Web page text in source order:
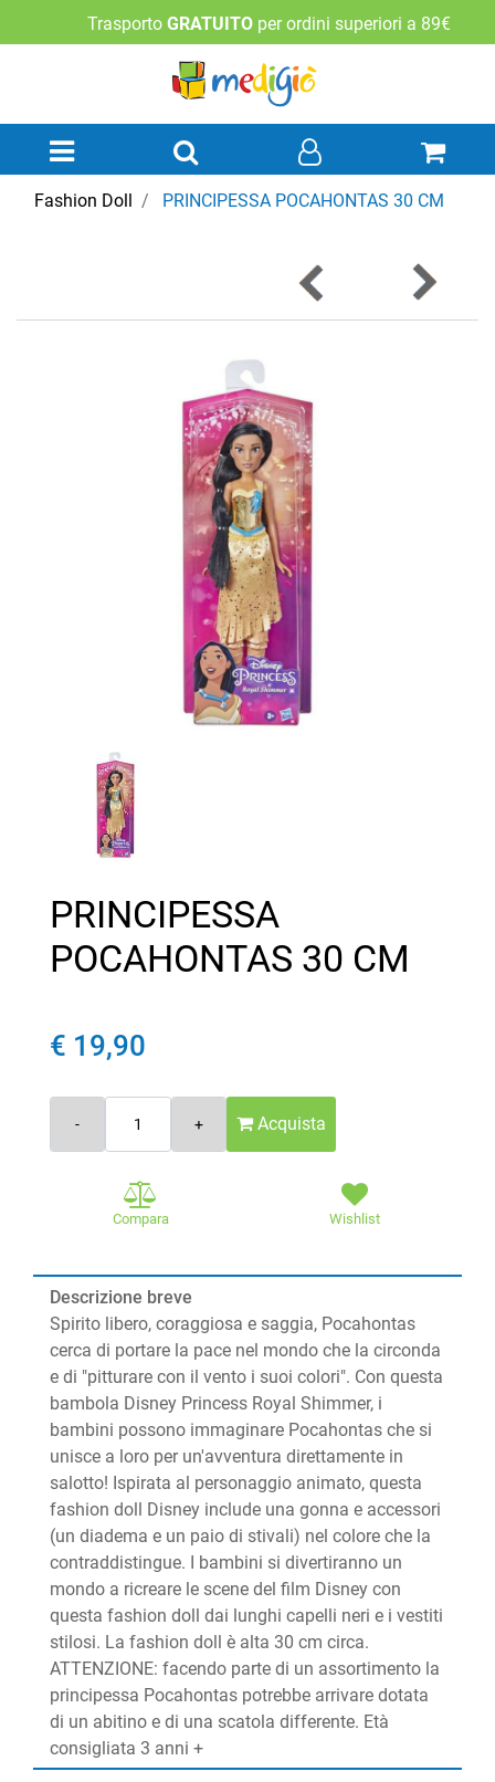
Trasporto GRATUITO per ordini superiori a 89€
Open menu
Fashion Doll PRINCIPESSA POCAHONTAS 30 CM
PRINCIPESSA
POCAHONTAS 30 CM
€ 19,90
Acquista
Compara Wishlist
Descrizione breve
Spirito libero, coraggiosa e saggia, Pocahontas
cerca di portare la pace nel mondo che la circonda
e di "pitturare con il vento i suoi colori". Con questa
bambola Disney Princess Royal Shimmer, i
bambini possono immaginare Pocahontas che si
unisce a loro per un'avventura direttamente in
salotto! Ispirata al personaggio animato, questa
fashion doll Disney include una gonna e accessori
(un diadema e un paio di stivali) nel colore che la
contraddistingue. I bambini si divertiranno un
mondo a ricreare le scene del film Disney con
questa fashion doll dai lunghi capelli neri e i vestiti
stilosi. La fashion doll è alta 30 cm circa.
ATTENZIONE: facendo parte di un assortimento la
principessa Pocahontas potrebbe arrivare dotata
di un abitino e di una scatola differente. Età
consigliata 3 anni +